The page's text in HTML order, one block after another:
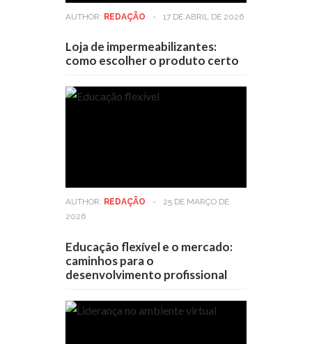
AUTHOR: REDAÇÃO - 17 DE ABRIL DE 2026
Loja de impermeabilizantes:
como escolher o produto certo
AUTHOR: REDAÇÃO -
25 DE MARÇO DE
2026
Educação flexível e o mercado:
caminhos para o
desenvolvimento profissional